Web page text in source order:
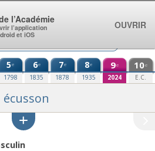
5e
1798
6e
1835
7e
1878
8e
1935
9e
2024
10e
E.C.
écusson
l’Académie
l’application
et iOS
OUVRIR